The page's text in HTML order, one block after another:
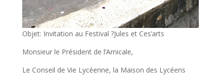
Objet: Invitation au Festival ?Jules et Ces’arts
Monsieur le Président de l’Amicale,
Le Conseil de Vie Lycéenne, la Maison des Lycéens